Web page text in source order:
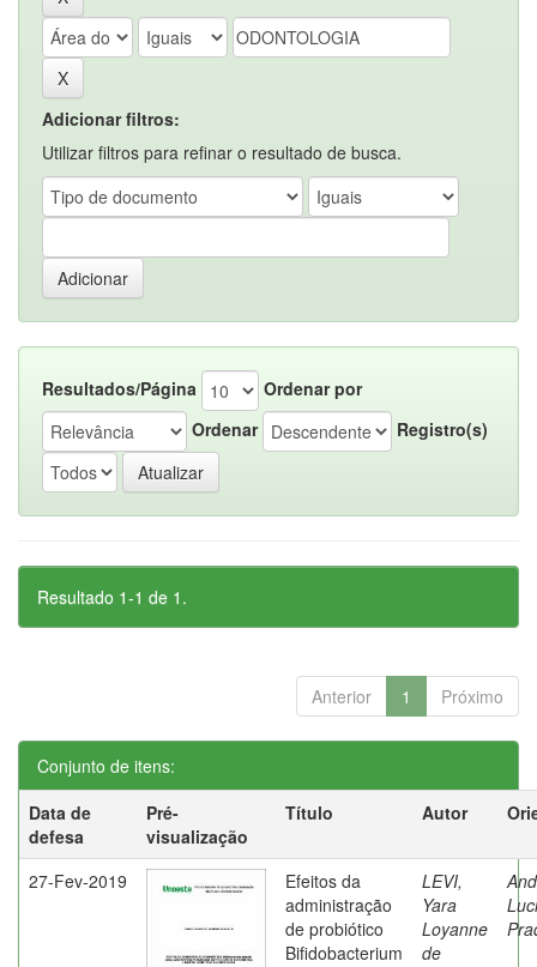
Adicionar filtros:
Utilizar filtros para refinar o resultado de busca.
Resultados/Página
Ordenar por
Ordenar
Registro(s)
Resultado 1-1 de 1.
Anterior 1 Próximo
Conjunto de itens:
Data de
defesa
Pré-
visualização
Título Autor
27-Fev-2019
Efeitos da
administração
de probiótico
Bifidobacterium
LEVI,
Yara
Loyanne
de